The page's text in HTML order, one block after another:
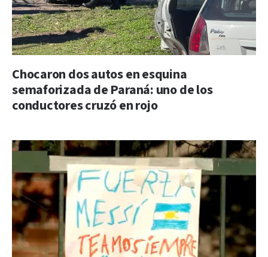
Chocaron dos autos en esquina
semaforizada de Paraná: uno de los
conductores cruzó en rojo